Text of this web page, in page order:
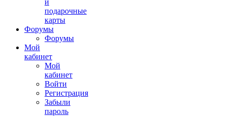
и
подарочные
карты
Форумы
Форумы
Мой
кабинет
Мой
кабинет
Войти
Регистрация
Забыли
пароль